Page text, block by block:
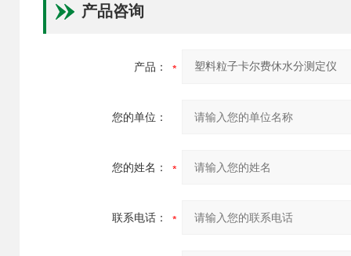
产品咨询
产品：
您的单位：
您的姓名：
联系电话：